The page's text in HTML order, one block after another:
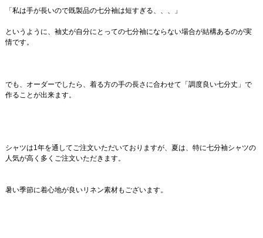
「私は手が長いので既製品の七分袖は短すぎる、、、」
というように、袖丈が自分にとっての七分袖にならない場合が結構あるのが実
情です。
でも、オーダーでしたら、着る方の手の長さに合わせて「調度良い七分丈」で
作ることが出来ます。
シャツは1年を通してご注文いただいておりますが、夏は、特に七分袖シャツの
人気が高く多くご注文いただきます。
暑い季節に着心地が良いリネン素材もございます。